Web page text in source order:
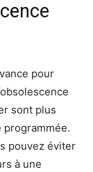
pour
sont plus
programmée.
pouvez éviter
à une